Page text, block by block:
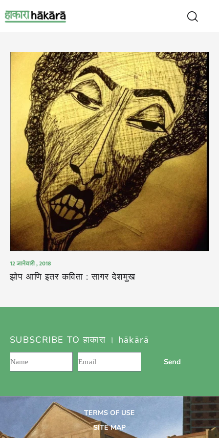
12 जानेवारी , 2018
झोप आणि इतर कविता : सागर देशमुख
SUBSCRIBE TO हाकारा । hākārā
Send
TERMS OF USE
SITE MAP